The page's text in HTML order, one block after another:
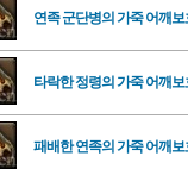
연족 군단병의 가죽 어깨보
타락한 정령의 가죽 어깨보
패배한 연족의 가죽 어깨보